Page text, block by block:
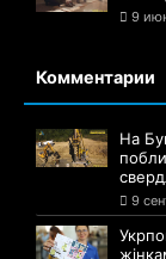
9
Комментарии
На
9